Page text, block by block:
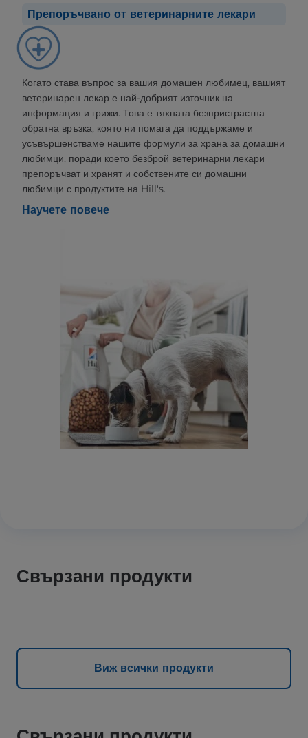
Препоръчвано от ветеринарните лекари
Когато става въпрос за вашия домашен любимец, вашият
ветеринарен лекар е най-добрият източник на
информация и грижи. Това е тяхната безпристрастна
обратна връзка, която ни помага да поддържаме и
усъвършенстваме нашите формули за храна за домашни
любимци, поради което безброй ветеринарни лекари
препоръчват и хранят и собствените си домашни
любимци с продуктите на Hill's.
Научете повече
Свързани продукти
Виж всички продукти